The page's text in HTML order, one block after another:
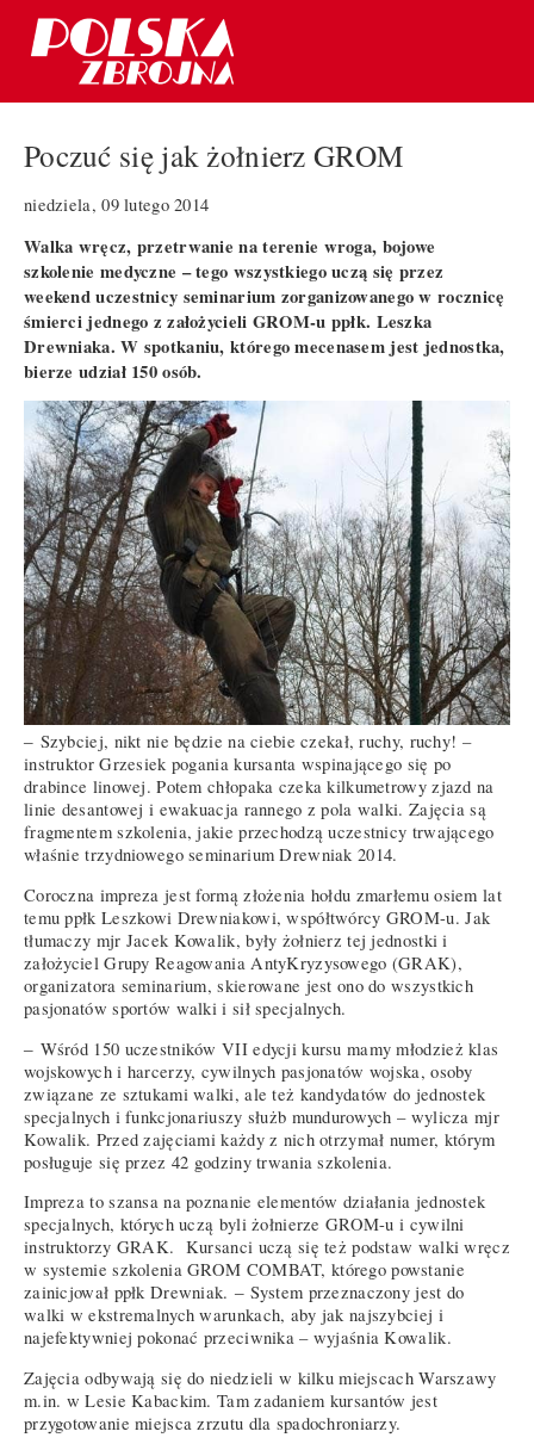
Poczuć się jak żołnierz GROM
niedziela, 09 lutego 2014
Walka wręcz, przetrwanie na terenie wroga, bojowe
szkolenie medyczne – tego wszystkiego uczą się przez
weekend uczestnicy seminarium zorganizowanego w rocznicę
śmierci jednego z założycieli GROM-u ppłk. Leszka
Drewniaka. W spotkaniu, którego mecenasem jest jednostka,
bierze udział 150 osób.
‒ Szybciej, nikt nie będzie na ciebie czekał, ruchy, ruchy! –
instruktor Grzesiek pogania kursanta wspinającego się po
drabince linowej. Potem chłopaka czeka kilkumetrowy zjazd na
linie desantowej i ewakuacja rannego z pola walki. Zajęcia są
fragmentem szkolenia, jakie przechodzą uczestnicy trwającego
właśnie trzydniowego seminarium Drewniak 2014.
Coroczna impreza jest formą złożenia hołdu zmarłemu osiem lat
temu ppłk Leszkowi Drewniakowi, współtwórcy GROM-u. Jak
tłumaczy mjr Jacek Kowalik, były żołnierz tej jednostki i
założyciel Grupy Reagowania AntyKryzysowego (GRAK),
organizatora seminarium, skierowane jest ono do wszystkich
pasjonatów sportów walki i sił specjalnych.
‒ Wśród 150 uczestników VII edycji kursu mamy młodzież klas
wojskowych i harcerzy, cywilnych pasjonatów wojska, osoby
związane ze sztukami walki, ale też kandydatów do jednostek
specjalnych i funkcjonariuszy służb mundurowych – wylicza mjr
Kowalik. Przed zajęciami każdy z nich otrzymał numer, którym
posługuje się przez 42 godziny trwania szkolenia.
Impreza to szansa na poznanie elementów działania jednostek
specjalnych, których uczą byli żołnierze GROM-u i cywilni
instruktorzy GRAK. Kursanci uczą się też podstaw walki wręcz
w systemie szkolenia GROM COMBAT, którego powstanie
zainicjował ppłk Drewniak. ‒ System przeznaczony jest do
walki w ekstremalnych warunkach, aby jak najszybciej i
najefektywniej pokonać przeciwnika – wyjaśnia Kowalik.
Zajęcia odbywają się do niedzieli w kilku miejscach Warszawy
m.in. w Lesie Kabackim. Tam zadaniem kursantów jest
przygotowanie miejsca zrzutu dla spadochroniarzy.